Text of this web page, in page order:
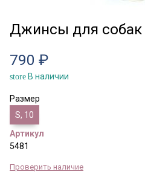
Джинсы для собак
790 ₽
store В наличии
Размер
S, 10
Артикул
5481
Проверить наличие